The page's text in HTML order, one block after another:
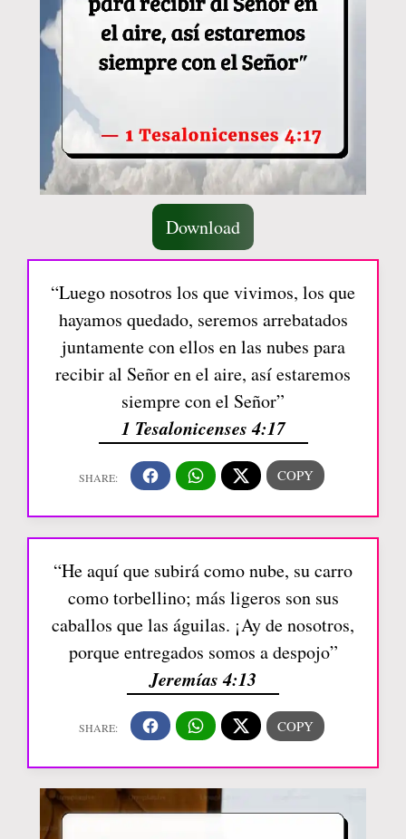
Download
“Luego nosotros los que vivimos, los que
hayamos quedado, seremos arrebatados
juntamente con ellos en las nubes para
recibir al Señor en el aire, así estaremos
siempre con el Señor”
1 Tesalonicenses 4:17
“He aquí que subirá como nube, su carro
como torbellino; más ligeros son sus
caballos que las águilas. ¡Ay de nosotros,
porque entregados somos a despojo”
Jeremías 4:13